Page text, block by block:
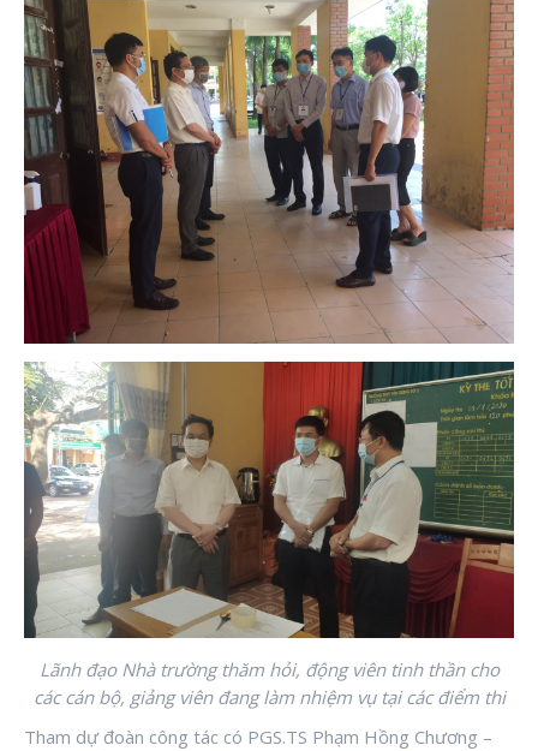
Lãnh đạo Nhà trường thăm hỏi, động viên tinh thần cho
các cán bộ, giảng viên đang làm nhiệm vụ tại các điểm thi
Tham dự đoàn công tác có PGS.TS Phạm Hồng Chương –